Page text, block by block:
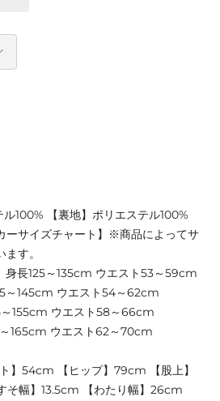
100% 【裏地】ポリエステル100%
ーサイズチャート】※商品によってサ
す。
身長125～135cm ウエスト53～59cm
～145cm ウエスト54～62cm
～155cm ウエスト58～66cm
～165cm ウエスト62～70cm
】54cm 【ヒップ】79cm 【股上】
幅】13.5cm 【わたり幅】26cm